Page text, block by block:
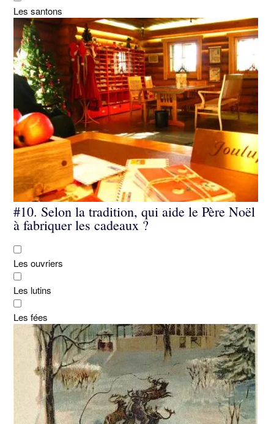
Les santons
#10. Selon la tradition, qui aide le Père Noël
à fabriquer les cadeaux ?
Les ouvriers
Les lutins
Les fées